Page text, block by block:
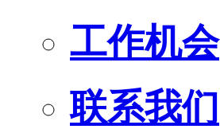
工作机会
联系我们